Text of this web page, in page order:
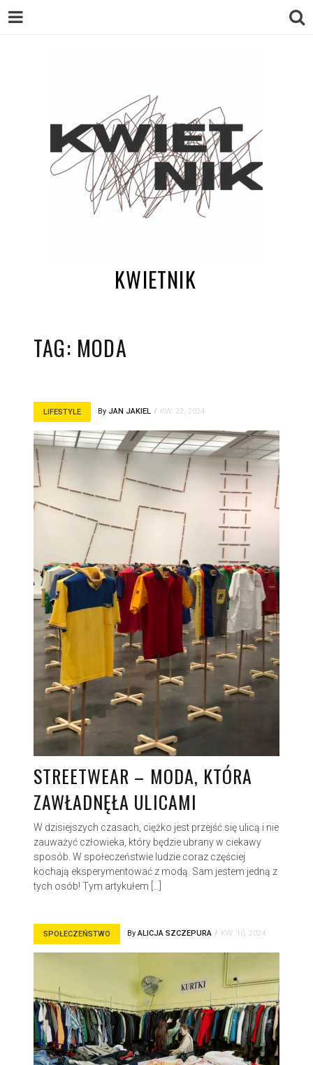
KWIETNIK
TAG: MODA
LIFESTYLE By JAN JAKIEL KW. 22, 2024
STREETWEAR – MODA, KTÓRA
ZAWŁADNĘŁA ULICAMI
W dzisiejszych czasach, ciężko jest przejść się ulicą i nie
zauważyć człowieka, który będzie ubrany w ciekawy
sposób. W społeczeństwie ludzie coraz częściej
kochają eksperymentować z modą. Sam jestem jedną z
tych osób! Tym artykułem […]
SPOŁECZEŃSTWO ByALICJA SZCZEPURA KW. 10, 2024